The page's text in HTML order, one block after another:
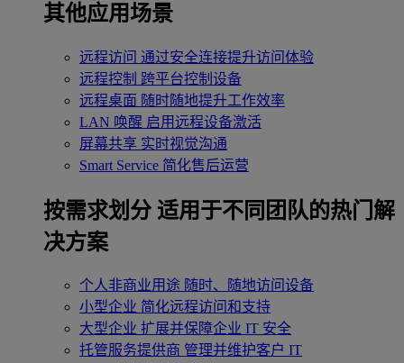
其他应用场景
远程访问 通过安全连接提升访问体验
远程控制 跨平台控制设备
远程桌面 随时随地提升工作效率
LAN 唤醒 启用远程设备激活
屏幕共享 实时视觉沟通
Smart Service 简化售后运营
按需求划分 适用于不同团队的热门解
决方案
个人非商业用途 随时、随地访问设备
小型企业 简化远程访问和支持
大型企业 扩展并保障企业 IT 安全
托管服务提供商 管理并维护客户 IT